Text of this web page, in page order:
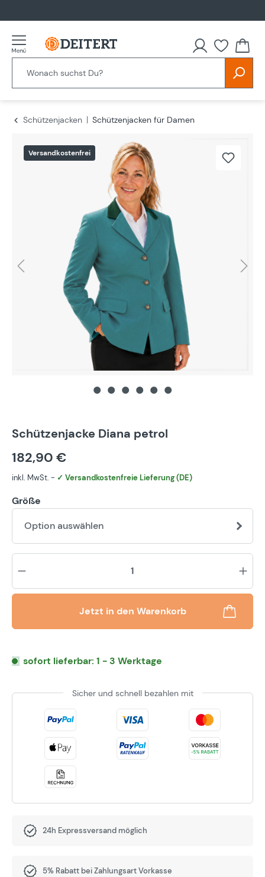
Schützenjacken
Schützenjacken für Damen
Versandkostenfrei
Schützenjacke Diana petrol
182,90 €
inkl. MwSt. - ✓ Versandkostenfreie Lieferung (DE)
Größe
Option auswählen
Jetzt in den Warenkorb
sofort lieferbar: 1 - 3 Werktage
Sicher und schnell bezahlen mit
24h Expressversand möglich
5% Rabatt bei Zahlungsart Vorkasse